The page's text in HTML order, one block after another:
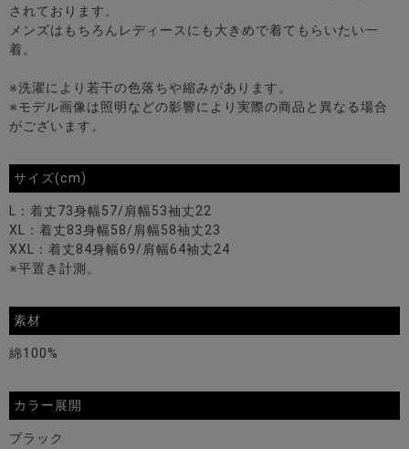
されております。
メンズはもちろんレディースにも大きめで着てもらいたい一
着。
※洗濯により若干の色落ちや縮みがあります。
※モデル画像は照明などの影響により実際の商品と異なる場合
がございます。
サイズ(cm)
L：着丈73身幅57/肩幅53袖丈22
XL：着丈83身幅58/肩幅58袖丈23
XXL：着丈84身幅69/肩幅64袖丈24
※平置き計測。
素材
綿100%
カラー展開
ブラック